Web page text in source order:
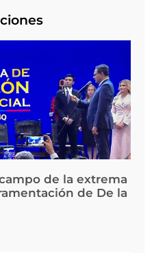
de la extrema
de De la